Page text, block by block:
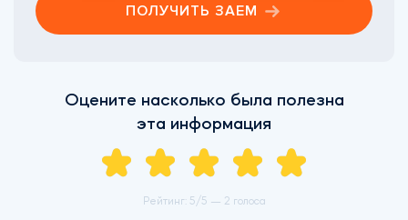
ПОЛУЧИТЬ ЗАЕМ
Оцените насколько была полезна
эта информация
Рейтинг: 5/5 — 2 голоса